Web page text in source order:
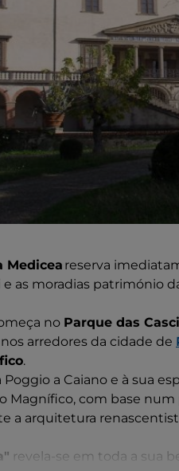
Medicea reserva
e as moradias património
no Parque das
arredores da cidade de
.
a Caiano e à sua
Magnífico, com base
a arquitetura
revela-se em toda a sua